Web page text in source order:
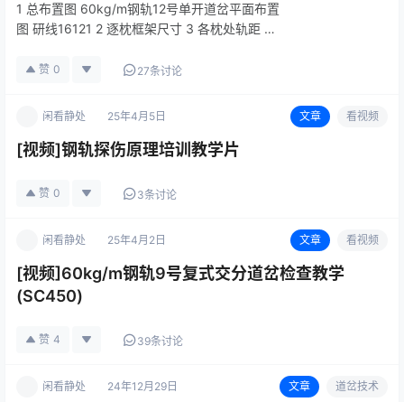
1 总布置图 60kg/m钢轨12号单开道岔平面布置
图 研线16121 2 逐枕框架尺寸 3 各枕处轨距 岔
编号直股轨距（mm）侧股轨距（mm）+2 、
赞 0 27条讨论
闲看静处 25年4月5日 文章 看视频
[视频]钢轨探伤原理培训教学片
赞 0 3条讨论
闲看静处 25年4月2日 文章 看视频
[视频]60kg/m钢轨9号复式交分道岔检查教学
(SC450)
赞 4 39条讨论
闲看静处 24年12月29日 文章 道岔技术